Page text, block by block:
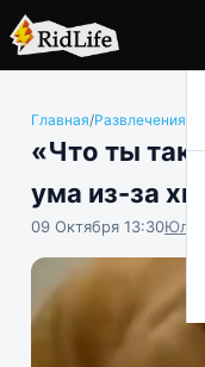
Главная/Развлечения
«Что ты
ума из-за
09 Октября 13:30Юлия